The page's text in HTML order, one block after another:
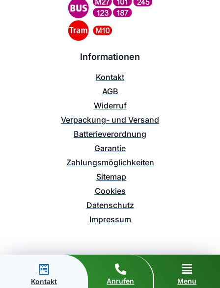
Informationen
Kontakt
AGB
Widerruf
Verpackung- und Versand
Batterieverordnung
Garantie
Zahlungsmöglichkeiten
Sitemap
Cookies
Datenschutz
Impressum
Kontakt Anrufen Menu